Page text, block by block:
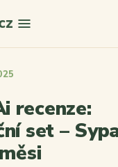
recenze:
set –